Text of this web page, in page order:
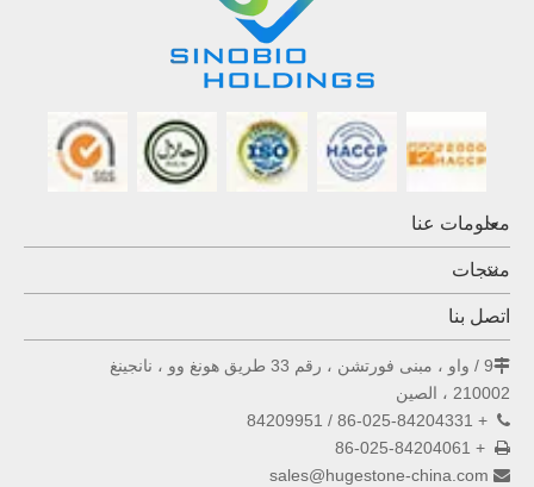
معلومات عنا
منتجات
اتصل بنا
9 / واو ، مبنى فورتشن ، رقم 33 طريق هونغ وو ، نانجينغ
210002 ، الصين

+ 86-025-84204331 / 84209951

+ 86-025-84204061

sales@hugestone-china.com